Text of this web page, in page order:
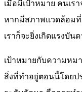
เมื่อมีเป้าหมาย คนเร
หากมีสภาพแวดล้อมที่
เราก็จะยิ่งเกิดแรงบัน
เป้าหมายกับความหม
สิ่งที่ทำอยู่ตอนนี้โดยป